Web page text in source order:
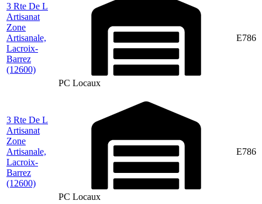
3 Rte De L
Artisanat
Zone
Artisanale,
Lacroix-
Barrez
(12600)
PC Locaux
E786
3 Rte De L
Artisanat
Zone
Artisanale,
Lacroix-
Barrez
(12600)
PC Locaux
E786